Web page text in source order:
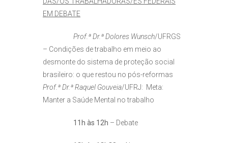
EM DEBATE
Prof.ª Dr.ª Dolores Wunsch/UFRGS
– Condições de trabalho em meio ao
desmonte do sistema de proteção social
brasileiro: o que restou no pós-reformas
Prof.ª Dr.ª Raquel Gouveia/UFRJ: Meta:
Manter a Saúde Mental no trabalho
11h às 12h – Debate